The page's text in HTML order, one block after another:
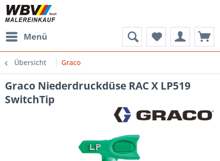
Menü
Übersicht Graco
Graco Niederdruckdüse RAC X LP519
SwitchTip